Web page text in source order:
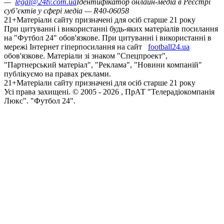
суб’єктів у сфері медіа — R40-06058
21+Матеріали сайту призначені для осіб старше 21 року
При цитуванні і використанні будь-яких матеріалів посилання
на "Футбол 24" обов'язкове. При цитуванні і використанні в
мережі Інтернет гіперпосилання на сайт
football24.ua
обов'язкове. Матеріали зі знаком "Спецпроект",
"Партнерський матеріал", "Реклама", "Новини компаній"
публікуємо на правах реклами.
21+Матеріали сайту призначені для осіб старше 21 року
Усi права захищенi. © 2005 - 2026 , ПрАТ "Телерадіокомпанія
Люкс". "Футбол 24".